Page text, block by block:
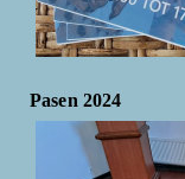
Pasen 2024